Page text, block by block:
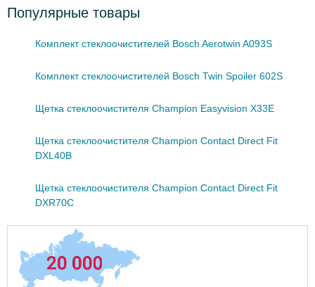
Популярные товары
Комплект стеклоочистителей Bosch Aerotwin A093S
Комплект стеклоочистителей Bosch Twin Spoiler 602S
Щетка стеклоочистителя Champion Easyvision X33E
Щетка стеклоочистителя Champion Contact Direct Fit
DXL40B
Щетка стеклоочистителя Champion Contact Direct Fit
DXR70C